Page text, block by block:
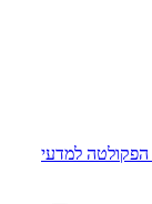
הפקולטה למדעי